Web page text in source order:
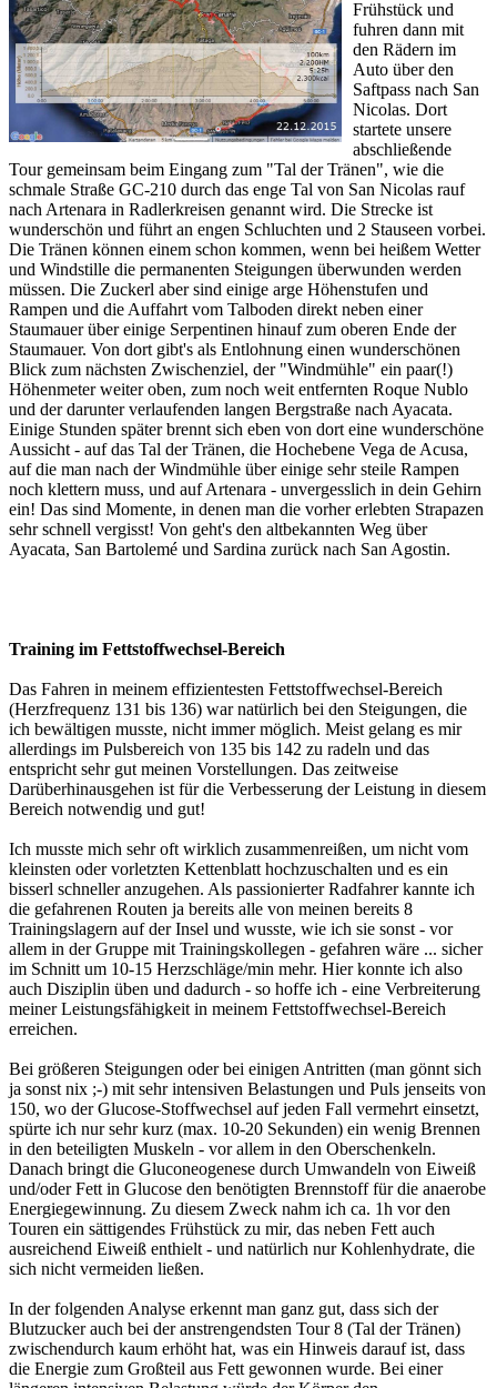
Frühstück und
fuhren dann mit
den Rädern im
Auto über den
Saftpass nach San
Nicolas. Dort
startete unsere
abschließende
Tour gemeinsam beim Eingang zum "Tal der Tränen", wie die
schmale Straße GC-210 durch das enge Tal von San Nicolas rauf
nach Artenara in Radlerkreisen genannt wird. Die Strecke ist
wunderschön und führt an engen Schluchten und 2 Stauseen vorbei.
Die Tränen können einem schon kommen, wenn bei heißem Wetter
und Windstille die permanenten Steigungen überwunden werden
müssen. Die Zuckerl aber sind einige arge Höhenstufen und
Rampen und die Auffahrt vom Talboden direkt neben einer
Staumauer über einige Serpentinen hinauf zum oberen Ende der
Staumauer. Von dort gibt's als Entlohnung einen wunderschönen
Blick zum nächsten Zwischenziel, der "Windmühle" ein paar(!)
Höhenmeter weiter oben, zum noch weit entfernten Roque Nublo
und der darunter verlaufenden langen Bergstraße nach Ayacata.
Einige Stunden später brennt sich eben von dort eine wunderschöne
Aussicht - auf das Tal der Tränen, die Hochebene Vega de Acusa,
auf die man nach der Windmühle über einige sehr steile Rampen
noch klettern muss, und auf Artenara - unvergesslich in dein Gehirn
ein! Das sind Momente, in denen man die vorher erlebten Strapazen
sehr schnell vergisst! Von geht's den altbekannten Weg über
Ayacata, San Bartolemé und Sardina zurück nach San Agostin.
Training im Fettstoffwechsel-Bereich
Das Fahren in meinem effizientesten Fettstoffwechsel-Bereich
(Herzfrequenz 131 bis 136) war natürlich bei den Steigungen, die
ich bewältigen musste, nicht immer möglich. Meist gelang es mir
allerdings im Pulsbereich von 135 bis 142 zu radeln und das
entspricht sehr gut meinen Vorstellungen. Das zeitweise
Darüberhinausgehen ist für die Verbesserung der Leistung in diesem
Bereich notwendig und gut!
Ich musste mich sehr oft wirklich zusammenreißen, um nicht vom
kleinsten oder vorletzten Kettenblatt hochzuschalten und es ein
bisserl schneller anzugehen. Als passionierter Radfahrer kannte ich
die gefahrenen Routen ja bereits alle von meinen bereits 8
Trainingslagern auf der Insel und wusste, wie ich sie sonst - vor
allem in der Gruppe mit Trainingskollegen - gefahren wäre ... sicher
im Schnitt um 10-15 Herzschläge/min mehr. Hier konnte ich also
auch Disziplin üben und dadurch - so hoffe ich - eine Verbreiterung
meiner Leistungsfähigkeit in meinem Fettstoffwechsel-Bereich
erreichen.
Bei größeren Steigungen oder bei einigen Antritten (man gönnt sich
ja sonst nix ;-) mit sehr intensiven Belastungen und Puls jenseits von
150, wo der Glucose-Stoffwechsel auf jeden Fall vermehrt einsetzt,
spürte ich nur sehr kurz (max. 10-20 Sekunden) ein wenig Brennen
in den beteiligten Muskeln - vor allem in den Oberschenkeln.
Danach bringt die Gluconeogenese durch Umwandeln von Eiweiß
und/oder Fett in Glucose den benötigten Brennstoff für die anaerobe
Energiegewinnung. Zu diesem Zweck nahm ich ca. 1h vor den
Touren ein sättigendes Frühstück zu mir, das neben Fett auch
ausreichend Eiweiß enthielt - und natürlich nur Kohlenhydrate, die
sich nicht vermeiden ließen.
In der folgenden Analyse erkennt man ganz gut, dass sich der
Blutzucker auch bei der anstrengendsten Tour 8 (Tal der Tränen)
zwischendurch kaum erhöht hat, was ein Hinweis darauf ist, dass
die Energie zum Großteil aus Fett gewonnen wurde. Bei einer